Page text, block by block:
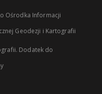
Ośrodka Informacji
Geodezji i Kartografii
Dodatek do